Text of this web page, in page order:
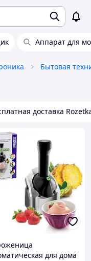
Аппарат для
Бытовая
доставка
для дома